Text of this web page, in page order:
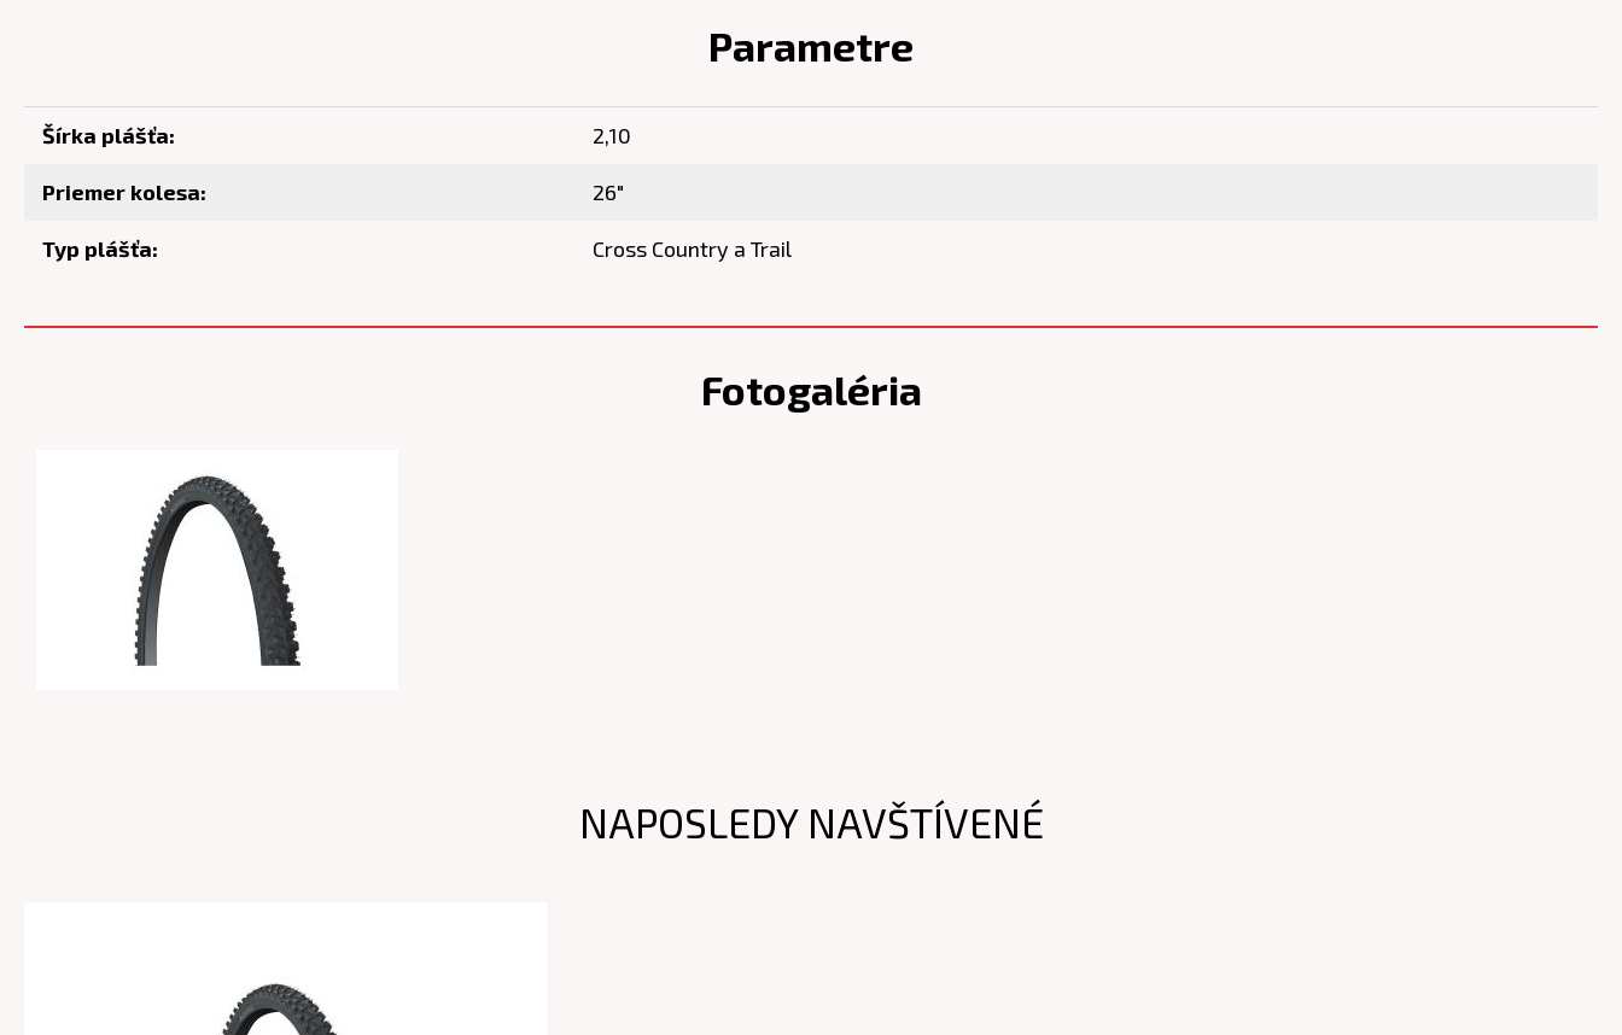
Parametre
Šírka plášťa: 2,10
Priemer kolesa: 26"
Typ plášťa: Cross Country a Trail
Fotogaléria
NAPOSLEDY NAVŠTÍVENÉ